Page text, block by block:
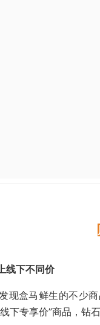
线下不同价
现盒马鲜生的不少
下专享价”商品，钻